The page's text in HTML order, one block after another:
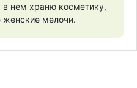
в нем храню косметику,
женские мелочи.